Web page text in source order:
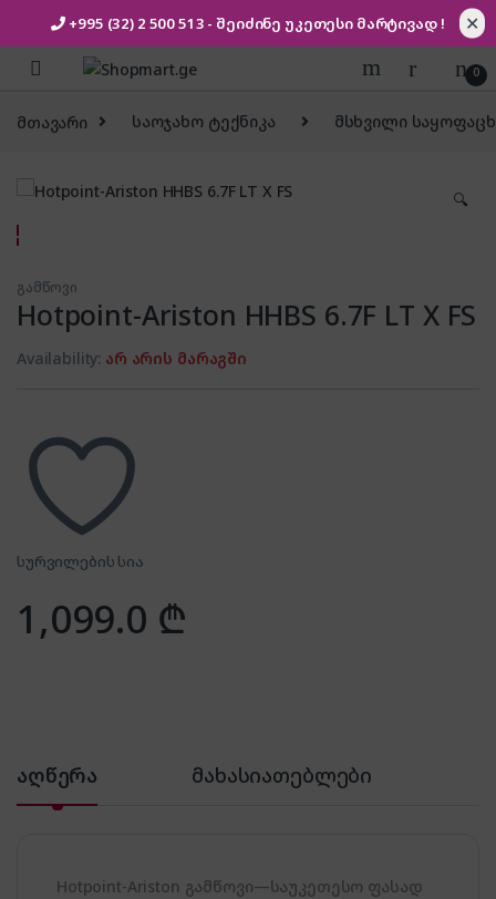
+995 (32) 2 500 513 - შეიძინე უკეთესი მარტივად ! ✕
Skip to navigation
Skip to content
0
მთავარი საოჯახო ტექნიკა მსხვილი
🔍
გამწოვი
Hotpoint-Ariston HHBS 6.7F LT X FS
Availability: არ არის მარაგში
სურვილების სია
1,099.0 ₾
აღწერა მახასიათებლები
Hotpoint-Ariston გამწოვი—საუკეთესო ფასად